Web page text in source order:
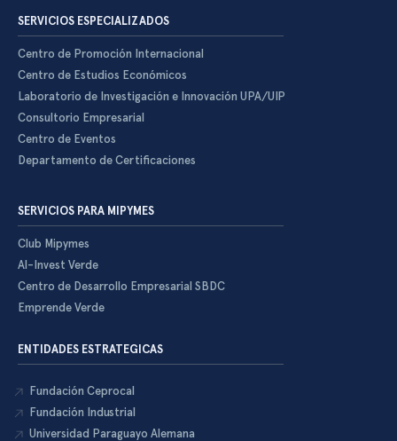
SERVICIOS ESPECIALIZADOS
Centro de Promoción Internacional
Centro de Estudios Económicos
Laboratorio de Investigación e Innovación UPA/UIP
Consultorio Empresarial
Centro de Eventos
Departamento de Certificaciones
SERVICIOS PARA MIPYMES
Club Mipymes
Al-Invest Verde
Centro de Desarrollo Empresarial SBDC
Emprende Verde
ENTIDADES ESTRATEGICAS
Fundación Ceprocal
Fundación Industrial
Universidad Paraguayo Alemana